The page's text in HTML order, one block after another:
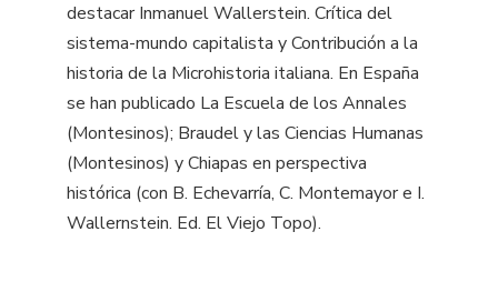
destacar Inmanuel Wallerstein. Crítica del
sistema-mundo capitalista y Contribución a la
historia de la Microhistoria italiana. En España
se han publicado La Escuela de los Annales
(Montesinos); Braudel y las Ciencias Humanas
(Montesinos) y Chiapas en perspectiva
histórica (con B. Echevarría, C. Montemayor e I.
Wallernstein. Ed. El Viejo Topo).